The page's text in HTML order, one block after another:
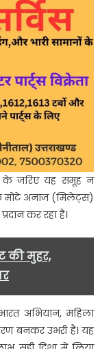
के जरिए यह समूह न
मोटे अनाज (मिलेट्स)
कर रहा है।
की मुहर,
अभियान, महिला
बनकर उभरी है। यह